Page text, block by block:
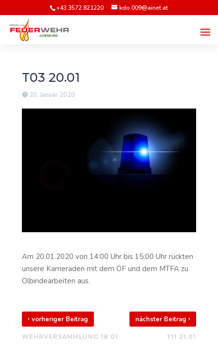
+43 3572 821220 kdo.009@ainet.at
T03 20.01
20. Januar 2020
Am 20.01.2020 von 14:00 Uhr bis 15:00 Uhr rückten
unsere Kameraden mit dem ÖF und dem MTFA zu
Ölbindearbeiten aus.
‹ vorheriger Beitrag
WEHRVERSAMMLUNG 18.01
nächster Beitrag›
T11 21.01